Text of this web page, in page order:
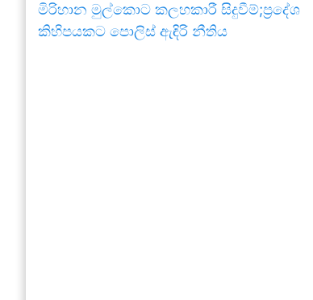
මිරිහාන මුල්කොට කලහකාරී සිදුවීම්;ප්‍රදේශ
කිහිපයකට පොලිස් ඇඳිරි නීතිය